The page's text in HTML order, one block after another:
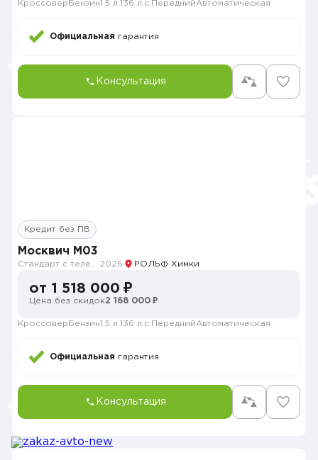
Кроссовер Бензин1.5 л. 136 л.с. ПереднийАвтоматическая
Официальная гарантия
Консультация
Кредит без ПВ
Москвич M03
2026 РОЛЬФ Химки
от 1 518 000 ₽
Цена без скидок2 168 000 ₽
Кроссовер Бензин1.5 л. 136 л.с. ПереднийАвтоматическая
Официальная гарантия
Консультация